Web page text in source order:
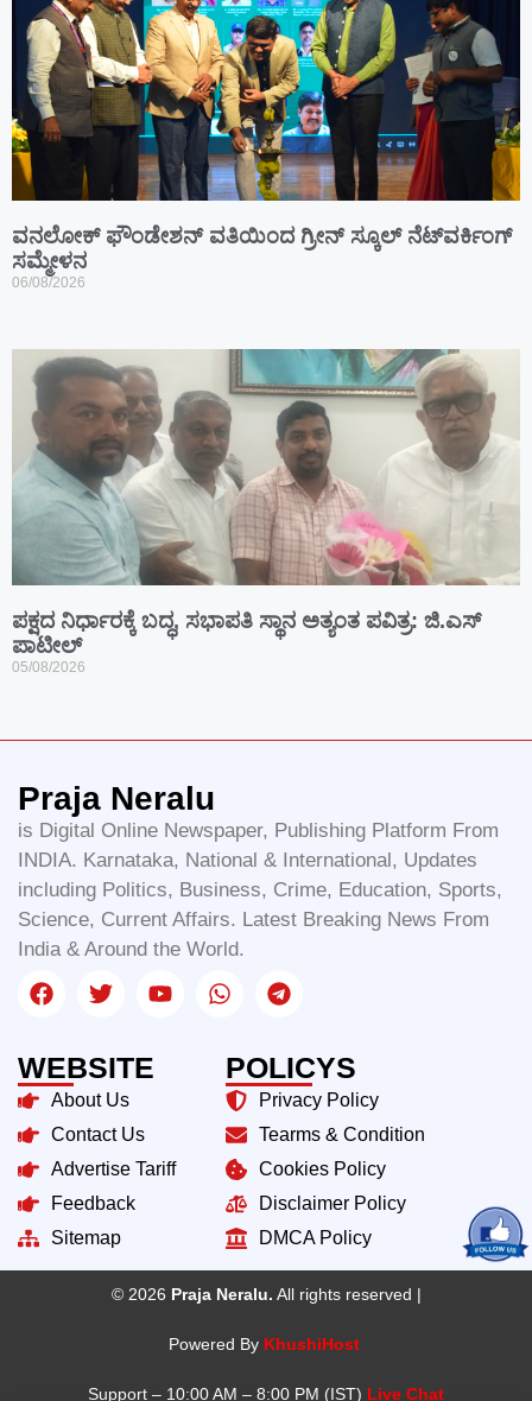
ವನಲೋಕ್ ಫೌಂಡೇಶನ್ ವತಿಯಿಂದ ಗ್ರೀನ್ ಸ್ಕೂಲ್ ನೆಟ್‌ವರ್ಕಿಂಗ್
ಸಮ್ಮೇಳನ
06/08/2026
ಪಕ್ಷದ ನಿರ್ಧಾರಕ್ಕೆ ಬದ್ಧ, ಸಭಾಪತಿ ಸ್ಥಾನ ಅತ್ಯಂತ ಪವಿತ್ರ: ಜಿ.ಎಸ್
ಪಾಟೀಲ್
05/08/2026
Praja Neralu
is Digital Online Newspaper, Publishing Platform From
INDIA. Karnataka, National & International, Updates
including Politics, Business, Crime, Education, Sports,
Science, Current Affairs. Latest Breaking News From
India & Around the World.
WEBSITE
About Us
Contact Us
Advertise Tariff
Feedback
Sitemap
POLICYS
Privacy Policy
Tearms & Condition
Cookies Policy
Disclaimer Policy
DMCA Policy
© 2026 Praja Neralu. All rights reserved |
Powered By KhushiHost
Support – 10:00 AM – 8:00 PM (IST) Live Chat